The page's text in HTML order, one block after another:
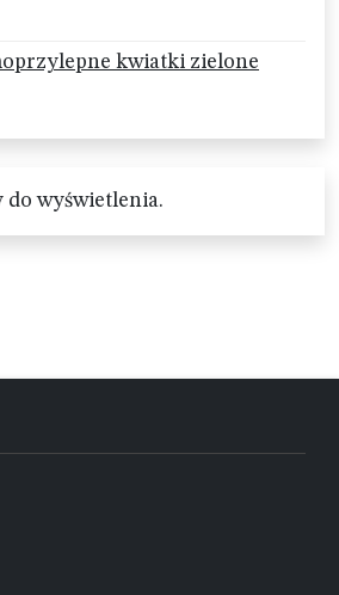
kwiatki zielone
wyświetlenia.